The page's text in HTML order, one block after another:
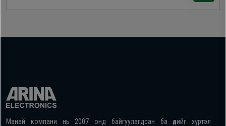
Манай компани нь 2007 онд байгуулагдсан ба өдийг хүртэл